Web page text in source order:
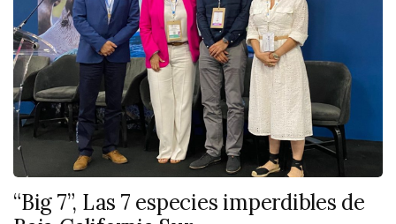
“Big 7”, Las 7 especies imperdibles de